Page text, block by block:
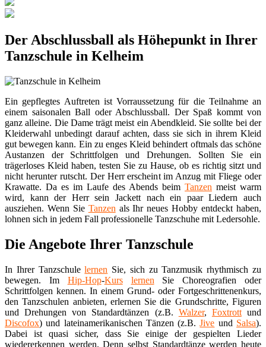
Der Abschlussball als Höhepunkt in Ihrer
Tanzschule in Kelheim
Ein gepflegtes Auftreten ist Vorraussetzung für die Teilnahme an
einem saisonalen Ball oder Abschlussball. Der Spaß kommt von
ganz alleine. Die Dame trägt meist ein Abendkleid. Sie sollte bei der
Kleiderwahl unbedingt darauf achten, dass sie sich in ihrem Kleid
gut bewegen kann. Ein zu enges Kleid behindert oftmals das schöne
Austanzen der Schrittfolgen und Drehungen. Sollten Sie ein
trägerloses Kleid haben, testen Sie zu Hause, ob es richtig sitzt und
nicht herunter rutscht. Der Herr erscheint im Anzug mit Fliege oder
Krawatte. Da es im Laufe des Abends beim Tanzen meist warm
wird, kann der Herr sein Jackett nach ein paar Liedern auch
ausziehen. Wenn Sie Tanzen als Ihr neues Hobby entdeckt haben,
lohnen sich in jedem Fall professionelle Tanzschuhe mit Ledersohle.
Die Angebote Ihrer Tanzschule
In Ihrer Tanzschulelernen Sie, sich zu Tanzmusik rhythmisch zu
bewegen. Im Hip-Hop-Kurs lernen Sie Choreografien oder
Schrittfolgen kennen. In einem Grund- oder Fortgeschrittenenkurs,
den Tanzschulen anbieten, erlernen Sie die Grundschritte, Figuren
und Drehungen von Standardtänzen (z.B. Walzer, Foxtrottund
Discofox) und lateinamerikanischen Tänzen (z.B.Jive und Salsa).
Dabei ist quasi sicher, dass Sie einige der gespielten Lieder
wiedererkennen werden. Denn selbst Standardtänze werden heute